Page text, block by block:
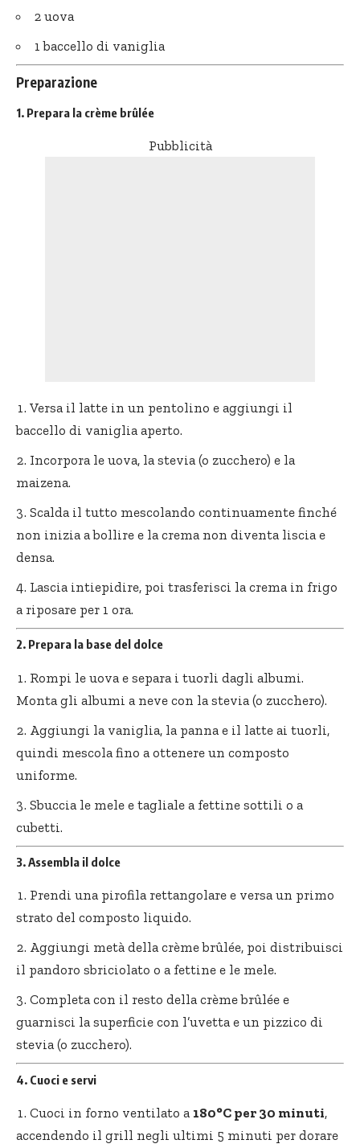
2 uova
1 baccello di vaniglia
Preparazione
1. Prepara la crème brûlée
Pubblicità
Versa il latte in un pentolino e aggiungi il
baccello di vaniglia aperto.
Incorpora le uova, la stevia (o zucchero) e la
maizena.
Scalda il tutto mescolando continuamente finché
non inizia a bollire e la crema non diventa liscia e
densa.
Lascia intiepidire, poi trasferisci la crema in frigo
a riposare per 1 ora.
2. Prepara la base del dolce
Rompi le uova e separa i tuorli dagli albumi.
Monta gli albumi a neve con la stevia (o zucchero).
Aggiungi la vaniglia, la panna e il latte ai tuorli,
quindi mescola fino a ottenere un composto
uniforme.
Sbuccia le mele e tagliale a fettine sottili o a
cubetti.
3. Assembla il dolce
Prendi una pirofila rettangolare e versa un primo
strato del composto liquido.
Aggiungi metà della crème brûlée, poi distribuisci
il pandoro sbriciolato o a fettine e le mele.
Completa con il resto della crème brûlée e
guarnisci la superficie con l’uvetta e un pizzico di
stevia (o zucchero).
4. Cuoci e servi
Cuoci in forno ventilato a 180°C per 30 minuti,
accendendo il grill negli ultimi 5 minuti per dorare